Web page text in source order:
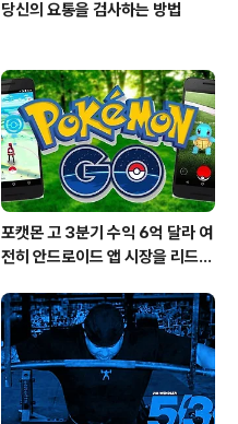
당신의 요통을 검사하는 방법
포캣몬 고 3분기 수익 6억 달라 여
전히 안드로이드 앱 시장을 리드